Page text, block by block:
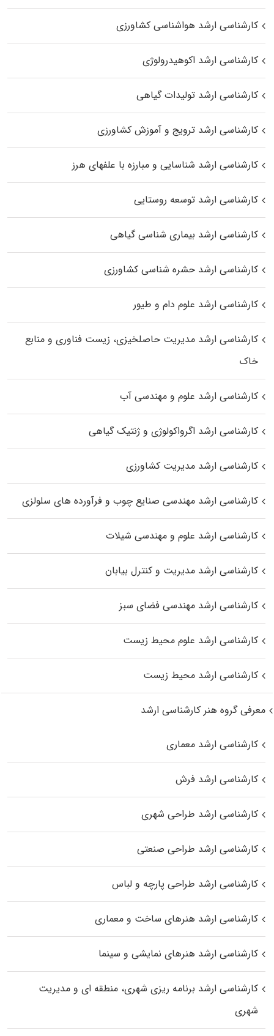
کارشناسی ارشد هواشناسی کشاورزی
کارشناسی ارشد اکوهیدرولوژی
کارشناسی ارشد تولیدات گیاهی
کارشناسی ارشد ترویج و آموزش کشاورزی
کارشناسی ارشد شناسایی و مبارزه با علفهای هرز
کارشناسی ارشد توسعه روستایی
کارشناسی ارشد بیماری‌ شناسی گیاهی
کارشناسی ارشد حشره‌ شناسی کشاورزی
کارشناسی ارشد علوم دام و طیور
کارشناسی ارشد مدیریت حاصلخیزی، زیست فناوری و منابع
خاک
کارشناسی ارشد علوم و مهندسی آب
کارشناسی ارشد اگرواکولوژی و ژنتیک گیاهی
کارشناسی ارشد مدیریت کشاورزی
کارشناسی ارشد مهندسی صنایع چوب و فرآورده‌ های سلولزی
کارشناسی ارشد علوم و مهندسی شیلات
کارشناسی ارشد مدیریت و کنترل بیابان
کارشناسی ارشد مهندسی فضای سبز
کارشناسی ارشد علوم محیط‌ زیست
کارشناسی ارشد محیط زیست
معرفی گروه هنر کارشناسی ارشد
کارشناسی ارشد معماری
کارشناسی ارشد فرش
کارشناسی ارشد طراحی شهری
کارشناسی ارشد طراحی صنعتی
کارشناسی ارشد طراحی پارچه و لباس
کارشناسی ارشد هنرهای ساخت و معماری
کارشناسی ارشد هنرهای نمایشی و سینما
کارشناسی ارشد برنامه ریزی شهری، منطقه‌ ای و مدیریت
شهری